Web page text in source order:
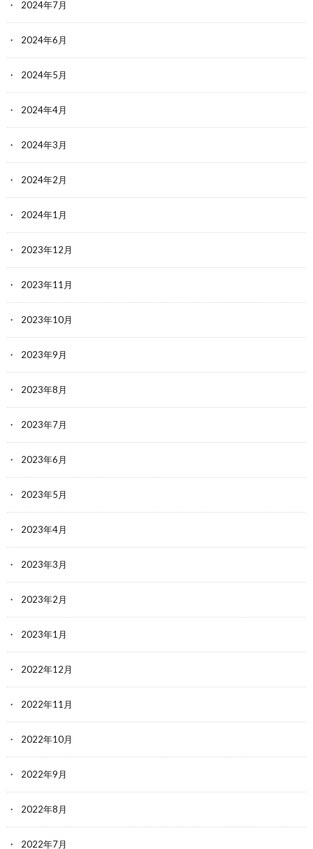
2024年7月
2024年6月
2024年5月
2024年4月
2024年3月
2024年2月
2024年1月
2023年12月
2023年11月
2023年10月
2023年9月
2023年8月
2023年7月
2023年6月
2023年5月
2023年4月
2023年3月
2023年2月
2023年1月
2022年12月
2022年11月
2022年10月
2022年9月
2022年8月
2022年7月